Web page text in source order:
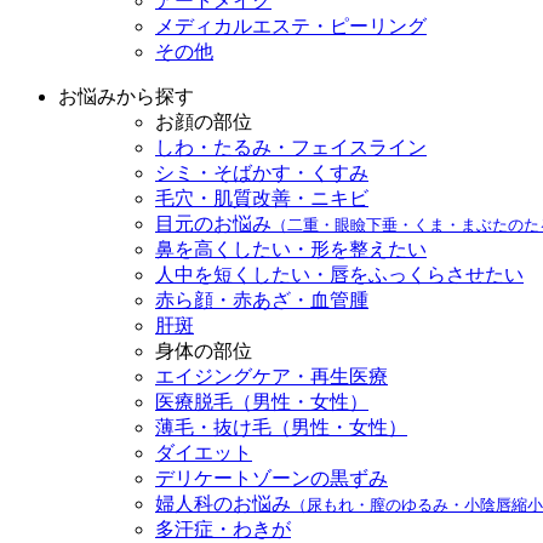
メディカルエステ・ピーリング
その他
お悩みから探す
お顔の部位
しわ・たるみ・フェイスライン
シミ・そばかす・くすみ
毛穴・肌質改善・ニキビ
目元のお悩み （二重・眼瞼下垂・くま・まぶたのた
鼻を高くしたい・形を整えたい
人中を短くしたい・唇をふっくらさせたい
赤ら顔・赤あざ・血管腫
肝斑
身体の部位
エイジングケア・再生医療
医療脱毛（男性・女性）
薄毛・抜け毛（男性・女性）
ダイエット
デリケートゾーンの黒ずみ
婦人科のお悩み （尿もれ・膣のゆるみ・小陰唇縮小
多汗症・わきが